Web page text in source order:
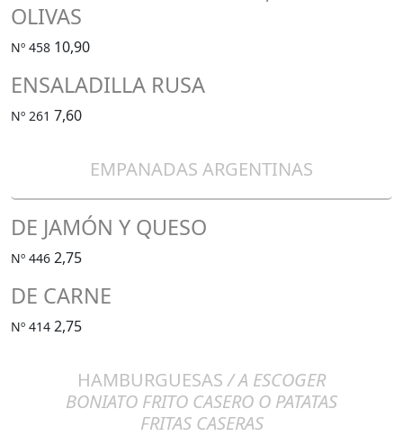
OLIVAS
Nº 458 10,90
ENSALADILLA RUSA
Nº 261 7,60
EMPANADAS ARGENTINAS
DE JAMÓN Y QUESO
Nº 446 2,75
DE CARNE
Nº 414 2,75
HAMBURGUESAS/ A ESCOGER
BONIATO FRITO CASERO O PATATAS
FRITAS CASERAS